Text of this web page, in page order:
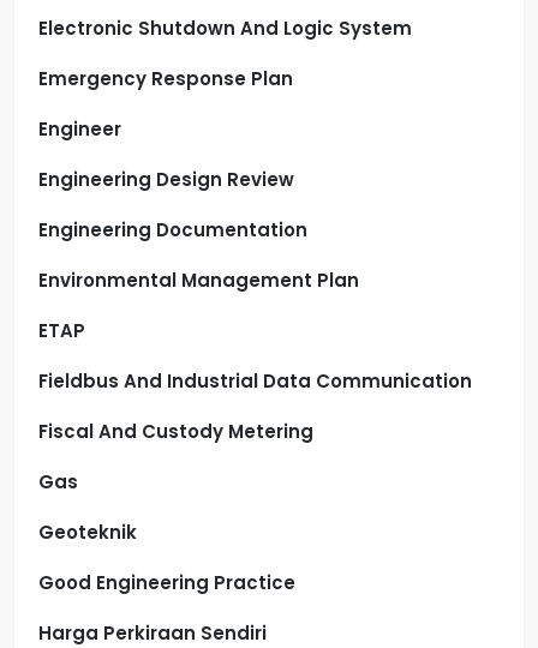
Electronic Shutdown And Logic System
Emergency Response Plan
Engineer
Engineering Design Review
Engineering Documentation
Environmental Management Plan
ETAP
Fieldbus And Industrial Data Communication
Fiscal And Custody Metering
Gas
Geoteknik
Good Engineering Practice
Harga Perkiraan Sendiri